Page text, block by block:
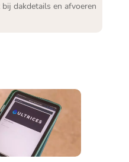
dakdetails en afvoeren